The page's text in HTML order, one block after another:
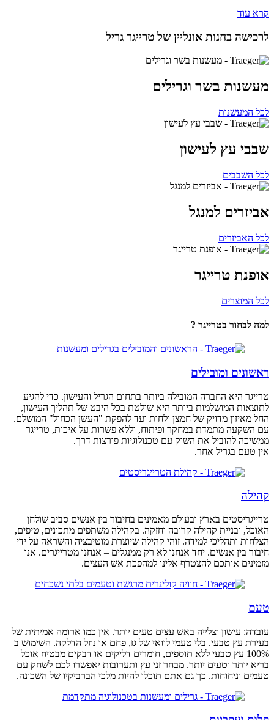
קרא עוד
לרכישה בחנות אונליין של טרייגר גריל
מעשנות בשר וגרילים
לכל המעשנות
שבבי עץ לעישון
לכל השבבים
אביזרים למנגל
לכל האביזרים
אופנת טרייגר
לכל המוצרים
למה לבחור בטרייגר ?
ראשונים ומובילים
טרייגר היא החברה המובילה ביותר בתחום הגריל והעישון. כדי להגיע
לתוצאות המושלמות ביותר היא שולטת בכל היבט של תהליך העישון,
החל מאיזון מדויק של חמצן ולחות ועד להפקת "העשן הכחול" המושלם.
עם השקעה מתמדת במחקר ופיתוח, וללא פשרות על איכות, טרייגר
ממשיכה להוביל את השוק עם טכנולוגיות פורצות דרך.
אין טעם בגריל אחר.
קהילה
טרייגריסטים בארץ ובעולם מאמינים בחיבור בין אנשים סביב שולחן
האוכל, ובניית קהילה קרובה וחזקה. בקהילה משתפים מתכונים, טיפים,
הצלחות ותהליכי למידה. זוהי קהילה שיוצרת מוטיבציה והשראה על ידי
חיבור בין אנשים. יחד אנחנו לא רק ממנגלים – אנחנו מטרייגרים. אנו
מזמינים אותכם להצטרף אלינו למהפכת אש העצים.
טעם
עובדה: עישון וצלייה באש עצים טעים יותר. אין כמו ארומה אמיתית של
בעירת עץ טבעי. בלי טעמי לוואי של גז, פחם או נוזל הדלקה. השימוש ב
100% עץ טבעי ללא תוספים, חומרים דליקים או דבקים מבטיח אוכל
בריא יותר וטעים יותר. מבחר זני עץ ותערובות יאפשרו לכם לשחק עם
טעמים וניחוחות. כך גם אתם תוכלו להיות מלכי הברביקיו של השכונה.